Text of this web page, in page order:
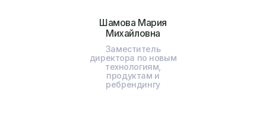
Шамова Мария
Михайловна
Заместитель
директора по новым
технологиям,
продуктам и
ребрендингу